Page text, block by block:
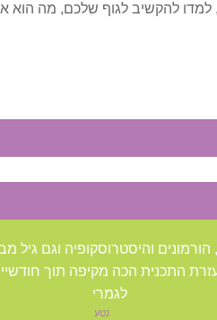
למדו להקשיב לגוף שלכם, מה הוא
והיסטרוסקופיה וגם גיל
התכנית הכה מקיפה תוך
לגמרי
נטע